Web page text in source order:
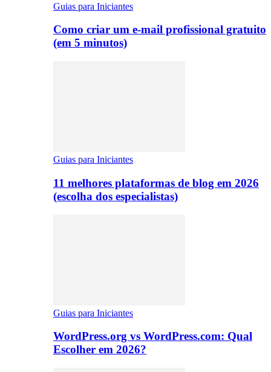
Guias para Iniciantes
Como criar um e-mail profissional gratuito
(em 5 minutos)
Guias para Iniciantes
11 melhores plataformas de blog em 2026
(escolha dos especialistas)
Guias para Iniciantes
WordPress.org vs WordPress.com: Qual
Escolher em 2026?